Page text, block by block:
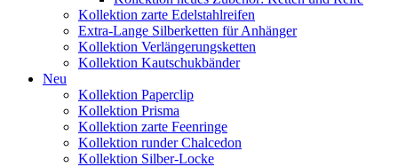
Kollektion zarte Edelstahlreifen
Extra-Lange Silberketten für Anhänger
Kollektion Verlängerungsketten
Kollektion Kautschukbänder
Neu
Kollektion Paperclip
Kollektion Prisma
Kollektion zarte Feenringe
Kollektion runder Chalcedon
Kollektion Silber-Locke